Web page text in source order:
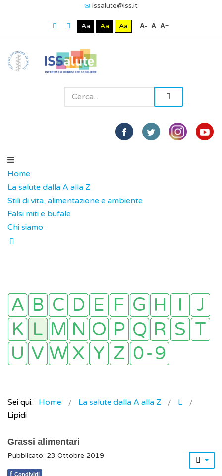
issalute@iss.it
Aa Aa Aa A- A A+
Home
La salute dalla A alla Z
Stili di vita, alimentazione e ambiente
Falsi miti e bufale
Chi siamo
Sei qui: Home La salute dalla A alla Z
L
Lipidi
Grassi alimentari
Pubblicato: 23 Ottobre 2019
f Condividi